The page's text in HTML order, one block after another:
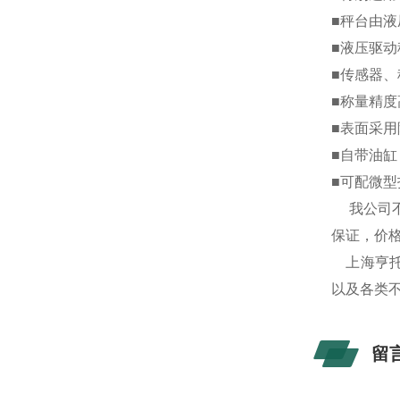
■秤台由
■液压驱
■传感器
■称量精
■表面采
■自带油
■可配微
我公司
保证，价
上海亨
以及各类
留